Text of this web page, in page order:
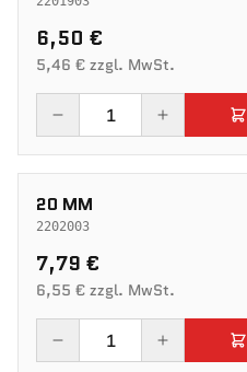
6,50 €
5,46 € zzgl. MwSt.
20 MM
2202003
7,79 €
6,55 € zzgl. MwSt.